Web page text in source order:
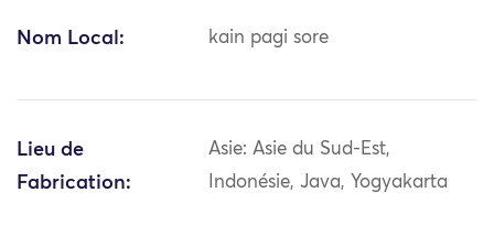
Nom Local: kain pagi sore
Lieu de
Fabrication:
Asie: Asie du Sud-Est,
Indonésie, Java, Yogyakarta